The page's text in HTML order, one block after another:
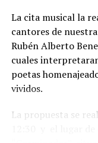
La cita musical la
cantores de
Rubén Alberto
cuales
poetas
vividos.
La propuesta se